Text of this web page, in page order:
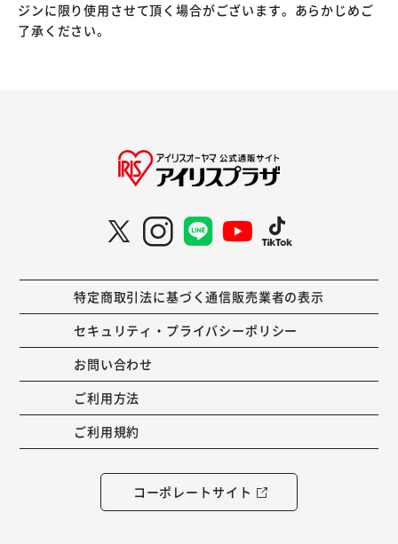
ジンに限り使用させて頂く場合がございます。あらかじめご
了承ください。
特定商取引法に基づく通信販売業者の表示
セキュリティ・プライバシーポリシー
お問い合わせ
ご利用方法
ご利用規約
コーポレートサイト